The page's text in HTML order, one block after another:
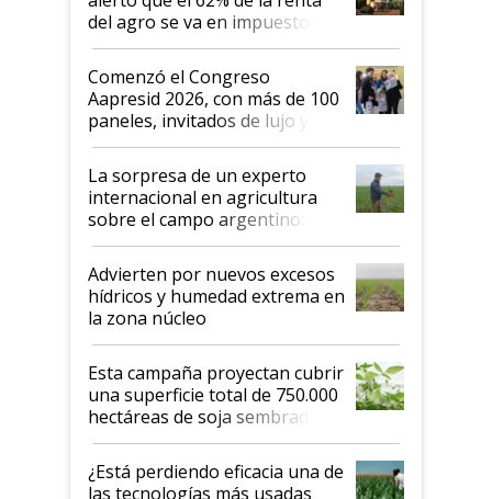
del agro se va en impuestos:
"No es bueno que en
Argentina se sigan discutiendo
las mismas cosas de hace 50
años"
Comenzó el Congreso
Aapresid 2026, con más de 100
paneles, invitados de lujo y
todas las tendencias
La sorpresa de un experto
internacional en agricultura
sobre el campo argentino:
"Estoy muy impresionado"
Advierten por nuevos excesos
hídricos y humedad extrema en
la zona núcleo
Esta campaña proyectan cubrir
una superficie total de 750.000
hectáreas de soja sembradas
con una nueva generación de
variedades que marcan un
salto tecnológico en genética y
¿Está perdiendo eficacia una de
las tecnologías más usadas